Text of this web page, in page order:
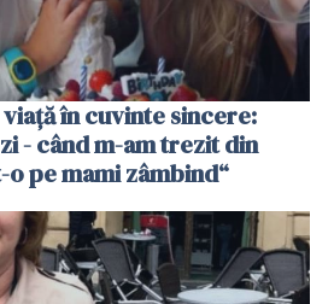
în cuvinte sincere:
- când m-am trezit din
o pe mami zâmbind“